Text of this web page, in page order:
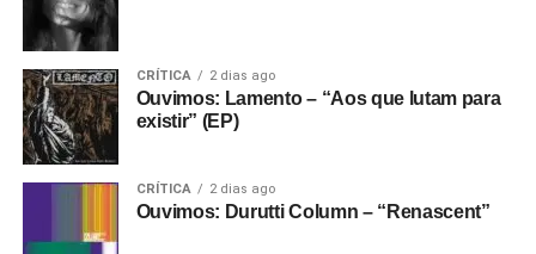
CRÍTICA 2 dias ago
Ouvimos: Lamento – “Aos que lutam para
existir” (EP)
CRÍTICA 2 dias ago
Ouvimos: Durutti Column – “Renascent”